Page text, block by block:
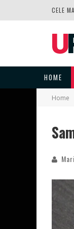
CELE
HOME
Home